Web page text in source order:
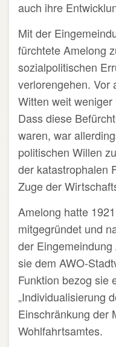
auch ihre
Mit der
fürchtete Amelong
sozialpolitischen
verlorengehen. Vor
Witten weit
Dass diese
waren, war
politischen Willen
der katastrophalen
Zuge der
Amelong hatte
mitgegründet und
der
sie dem AWO-
Funktion bezog sie
„Individualisierung
Einschränkung der
Wohlfahrtsamtes.